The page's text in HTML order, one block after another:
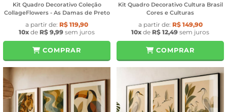
Kit Quadro Decorativo Coleção
CollageFlowers - As Damas de Preto
a partir de: R$ 119,90
10x de R$ 9,99 sem juros
COMPRAR
Kit Quadro Decorativo Cultura Brasil
Cores e Culturas
a partir de: R$ 149,90
10x de R$ 12,49 sem juros
COMPRAR